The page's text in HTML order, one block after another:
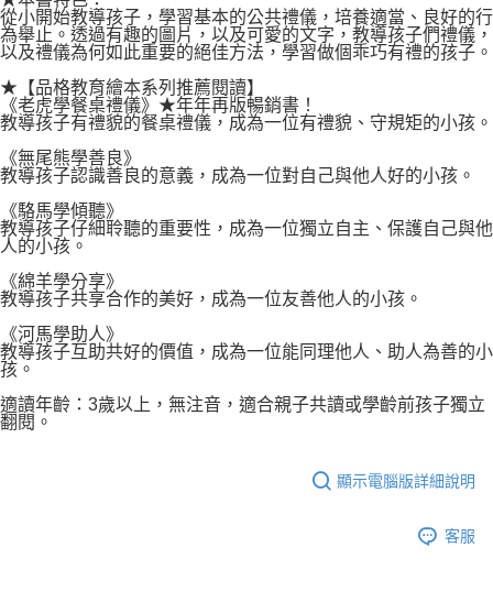
從小開始教導孩子，學習基本的公共禮儀，培養適當、良好的行
為舉止。透過有趣的圖片，以及可愛的文字，教導孩子們禮儀，
以及禮儀為何如此重要的絕佳方法，學習做個乖巧有禮的孩子。
★【品格教育繪本系列推薦閱讀】
《老虎學餐桌禮儀》★年年再版暢銷書！
教導孩子有禮貌的餐桌禮儀，成為一位有禮貌、守規矩的小孩。
《無尾熊學善良》
教導孩子認識善良的意義，成為一位對自己與他人好的小孩。
《駱馬學傾聽》
教導孩子仔細聆聽的重要性，成為一位獨立自主、保護自己與他
人的小孩。
《綿羊學分享》
教導孩子共享合作的美好，成為一位友善他人的小孩。
《河馬學助人》
教導孩子互助共好的價值，成為一位能同理他人、助人為善的小
孩。
適讀年齡：3歲以上，無注音，適合親子共讀或學齡前孩子獨立
翻閱。
顯示電腦版詳細說明
客服